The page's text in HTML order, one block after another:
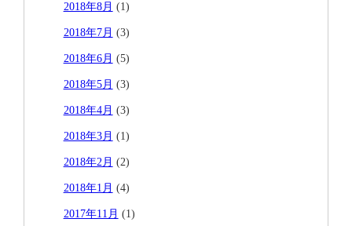
2018年8月 (1)
2018年7月 (3)
2018年6月 (5)
2018年5月 (3)
2018年4月 (3)
2018年3月 (1)
2018年2月 (2)
2018年1月 (4)
2017年11月 (1)